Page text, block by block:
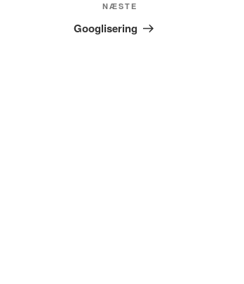
indlæg
NÆSTE
Googlisering